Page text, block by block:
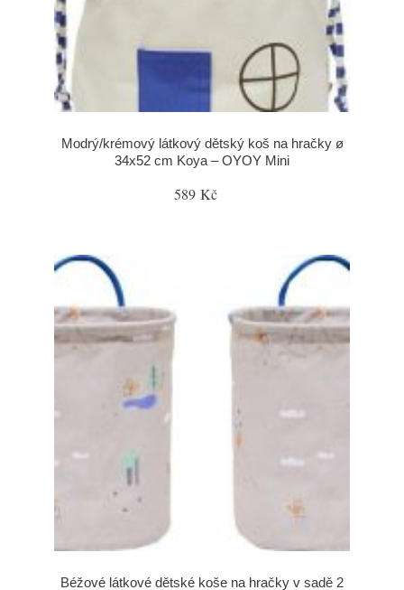
Modrý/krémový látkový dětský koš na hračky ø
34x52 cm Koya – OYOY Mini
589 Kč
Béžové látkové dětské koše na hračky v sadě 2